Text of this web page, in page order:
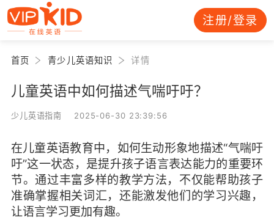
注册/登录
首页 青少儿英语知识 详情
儿童英语中如何描述气喘吁吁？
少儿英语指南 2025-06-30 23:39:56
在儿童英语教育中，如何生动形象地描述“气喘吁
吁”这一状态，是提升孩子语言表达能力的重要环
节。通过丰富多样的教学方法，不仅能帮助孩子
准确掌握相关词汇，还能激发他们的学习兴趣，
让语言学习更加有趣。